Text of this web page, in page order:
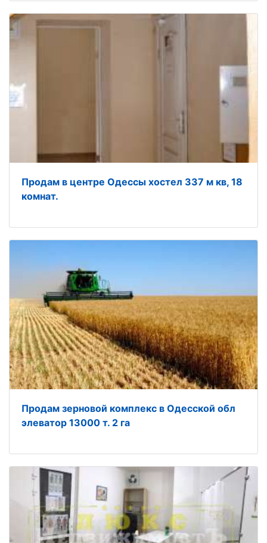
Продам в центре Одессы хостел 337 м кв, 18
комнат.
Продам зерновой комплекс в Одесской обл
элеватор 13000 т. 2 га